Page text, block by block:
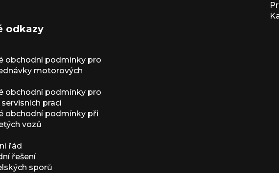
odkazy
obchodní podmínky pro
motorových
obchodní podmínky pro
prací
obchodní podmínky při
vozů
řád
řešení
sporů